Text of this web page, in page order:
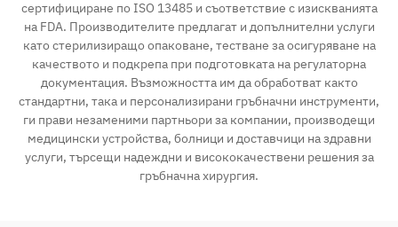
сертифициране по ISO 13485 и съответствие с изискванията
на FDA. Производителите предлагат и допълнителни услуги
като стерилизиращо опаковане, тестване за осигуряване на
качеството и подкрепа при подготовката на регулаторна
документация. Възможността им да обработват както
стандартни, така и персонализирани гръбначни инструменти,
ги прави незаменими партньори за компании, производещи
медицински устройства, болници и доставчици на здравни
услуги, търсещи надеждни и висококачествени решения за
гръбначна хирургия.